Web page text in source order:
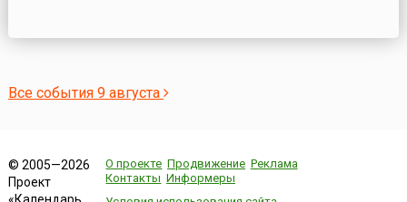
Все события 9 августа
© 2005—2026
Проект
О проекте Продвижение Реклама
Контакты Информеры